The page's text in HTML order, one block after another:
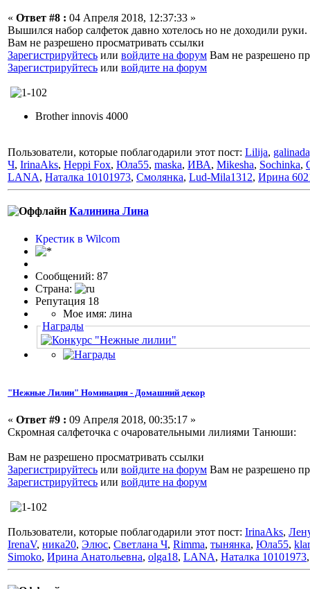
« Ответ #8 : 04 Апреля 2018, 12:37:33 »
Вышился набор салфеток давно хотелось но не доходили
Вам не разрешено просматривать ссылки
Зарегистрируйтесь или войдите на форум Вам не разрешено
Зарегистрируйтесь или войдите на форум
Brother innovis 4000
Пользователи, которые поблагодарили этот пост: Lilija,
Ч, IrinaAks, Heppi Fox, Юла55, maska, ИВА, Mikesha, Sochinka,
LANA, Наталка 10101973, Смолянка, Lud-Mila1312, Ирина
Калинина Лина
Крестик в Wilcom
Сообщений: 87
Страна:
Репутация 18
Мое имя: лина
Награды
"Нежные Лилии" Номинация - Домашний декор
« Ответ #9 : 09 Апреля 2018, 00:35:17 »
Скромная салфеточка с очаровательными лилиями Танюши:
Вам не разрешено просматривать ссылки
Зарегистрируйтесь или войдите на форум Вам не разрешено
Зарегистрируйтесь или войдите на форум
Пользователи, которые поблагодарили этот пост: IrinaAks,
IrenaV, ника20, Элюс, Светлана Ч, Rimma, тынянка, Юла55,
Simoko, Ирина Анатольевна, olga18, LANA, Наталка 10101973